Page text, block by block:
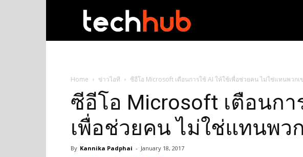
Home ข่าวไอที ซีอีโอ Microsoft เตือนการใช้ AI ให้ใช้เพื่อช่วยคน ไม่ใช่แทนพวกเ
ซีอีโอ Microsoft เตือนกา
เพื่อช่วยคน ไม่ใช่แทนพว
By Kannika Padphai - January 18, 2017